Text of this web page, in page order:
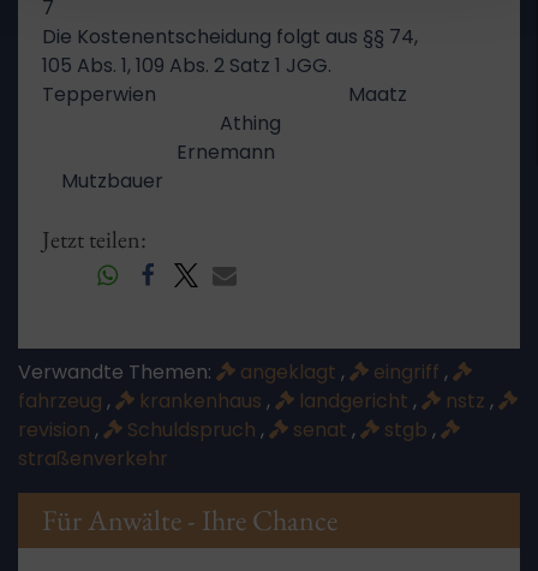
7
Die Kostenentscheidung folgt aus §§ 74,
105 Abs. 1, 109 Abs. 2 Satz 1 JGG.
Tepperwien Maatz
Athing
Ernemann
Mutzbauer
Jetzt teilen:
Verwandte Themen: angeklagt , eingriff ,
fahrzeug , krankenhaus , landgericht , nstz ,
revision , Schuldspruch , senat , stgb ,
straßenverkehr
Für Anwälte - Ihre Chance